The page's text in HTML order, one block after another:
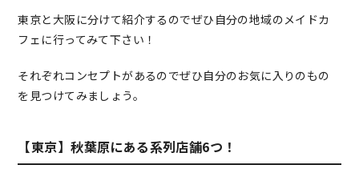
東京と大阪に分けて紹介するのでぜひ自分の地域のメイドカ
フェに行ってみて下さい！
それぞれコンセプトがあるのでぜひ自分のお気に入りのもの
を見つけてみましょう。
【東京】秋葉原にある系列店舗6つ！